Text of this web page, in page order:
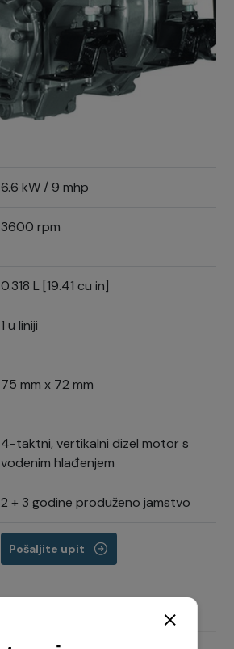
6.6 kW / 9 mhp
3600 rpm
0.318 L [19.41 cu in]
1 u liniji
75 mm x 72 mm
4-taktni, vertikalni dizel motor s
vodenim hlađenjem
2 + 3 godine produženo jamstvo
Pošaljite upit